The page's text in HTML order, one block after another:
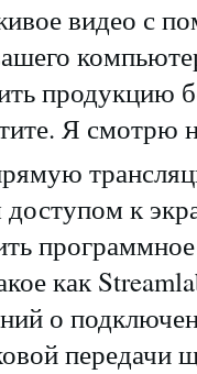
видео с
продукцию
Я смотрю
к
как
о
передачи